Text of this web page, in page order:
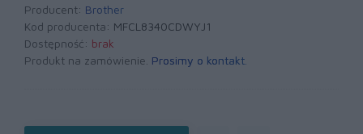
Producent: Brother
Kod producenta: MFCL8340CDWYJ1
Dostępność: brak
Produkt na zamówienie. Prosimy o kontakt